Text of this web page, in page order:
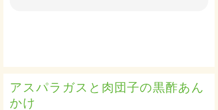
アスパラガスと肉団子の黒酢あん
かけ